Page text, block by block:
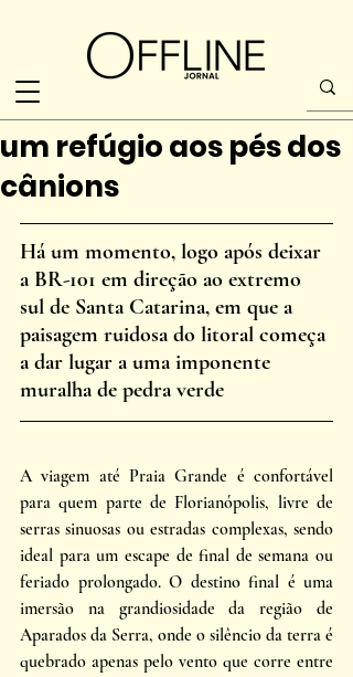
um refúgio aos pés dos
cânions
Há um momento, logo após deixar
a BR-101 em direção ao extremo
sul de Santa Catarina, em que a
paisagem ruidosa do litoral começa
a dar lugar a uma imponente
muralha de pedra verde
A viagem até Praia Grande é confortável
para quem parte de Florianópolis, livre de
serras sinuosas ou estradas complexas, sendo
ideal para um escape de final de semana ou
feriado prolongado. O destino final é uma
imersão na grandiosidade da região de
Aparados da Serra, onde o silêncio da terra é
quebrado apenas pelo vento que corre entre